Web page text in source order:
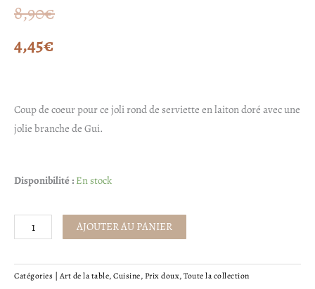
8,90€
Le
prix
était :
8,90€.
4,45€
Le
prix
est :
4,45€.
Coup de coeur pour ce joli rond de serviette en laiton doré avec une
jolie branche de Gui.
Disponibilité : En stock
quantité
Rond
de
-
AJOUTER AU PANIER
Catégories | Art de la table,Cuisine,Prix doux,Toute la collection